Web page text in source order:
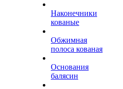
Наконечники
кованые
Обжимная
полоса кованая
Основания
балясин